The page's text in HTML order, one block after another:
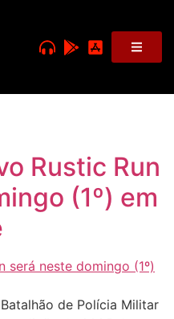
Rustic Run
(1º) em
de Polícia Militar